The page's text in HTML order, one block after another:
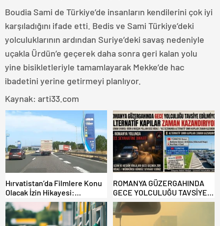
Boudia Sami de Türkiye’de insanların kendilerini çok iyi
karşıladığını ifade etti. Bedis ve Sami Türkiye’deki
yolculuklarının ardından Suriye’deki savaş nedeniyle
uçakla Ürdün’e geçerek daha sonra geri kalan yolu
yine bisikletleriyle tamamlayarak Mekke’de hac
ibadetini yerine getirmeyi planlıyor.
Kaynak: arti33.com
Hırvatistan’da Filmlere Konu
Olacak İzin Hikayesi:
Benzinlikte Eşini Unuttu!
ROMANYA GÜZERGAHINDA
GECE YOLCULUĞU TAVSİYE
EDİLMİYOR: ALTERNATİF
KAPILAR ZAMAN
KAZANDIRIYOR!